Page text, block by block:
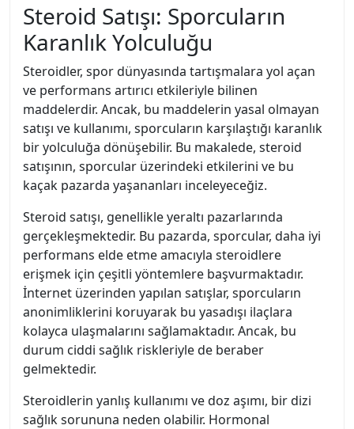
Steroid Satışı: Sporcuların
Karanlık Yolculuğu
Steroidler, spor dünyasında tartışmalara yol açan
ve performans artırıcı etkileriyle bilinen
maddelerdir. Ancak, bu maddelerin yasal olmayan
satışı ve kullanımı, sporcuların karşılaştığı karanlık
bir yolculuğa dönüşebilir. Bu makalede, steroid
satışının, sporcular üzerindeki etkilerini ve bu
kaçak pazarda yaşananları inceleyeceğiz.
Steroid satışı, genellikle yeraltı pazarlarında
gerçekleşmektedir. Bu pazarda, sporcular, daha iyi
performans elde etme amacıyla steroidlere
erişmek için çeşitli yöntemlere başvurmaktadır.
İnternet üzerinden yapılan satışlar, sporcuların
anonimliklerini koruyarak bu yasadışı ilaçlara
kolayca ulaşmalarını sağlamaktadır. Ancak, bu
durum ciddi sağlık riskleriyle de beraber
gelmektedir.
Steroidlerin yanlış kullanımı ve doz aşımı, bir dizi
sağlık sorununa neden olabilir. Hormonal